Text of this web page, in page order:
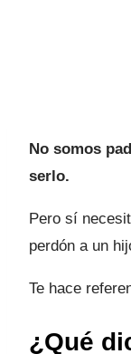
No somos
serlo.
Pero sí
perdón a un
Te hace
¿Qué